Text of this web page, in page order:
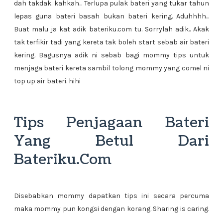
dah takdak. kahkah... Terlupa pulak bateri yang tukar tahun
lepas guna bateri basah bukan bateri kering. Aduhhhh...
Buat malu ja kat adik bateriku.com tu. Sorrylah adik.. Akak
tak terfikir tadi yang kereta tak boleh start sebab air bateri
kering. Bagusnya adik ni sebab bagi mommy tips untuk
menjaga bateri kereta sambil tolong mommy yang comel ni
top up air bateri. hihi
Tips Penjagaan Bateri
Yang Betul Dari
Bateriku.Com
Disebabkan mommy dapatkan tips ini secara percuma
maka mommy pun kongsi dengan korang. Sharing is caring.